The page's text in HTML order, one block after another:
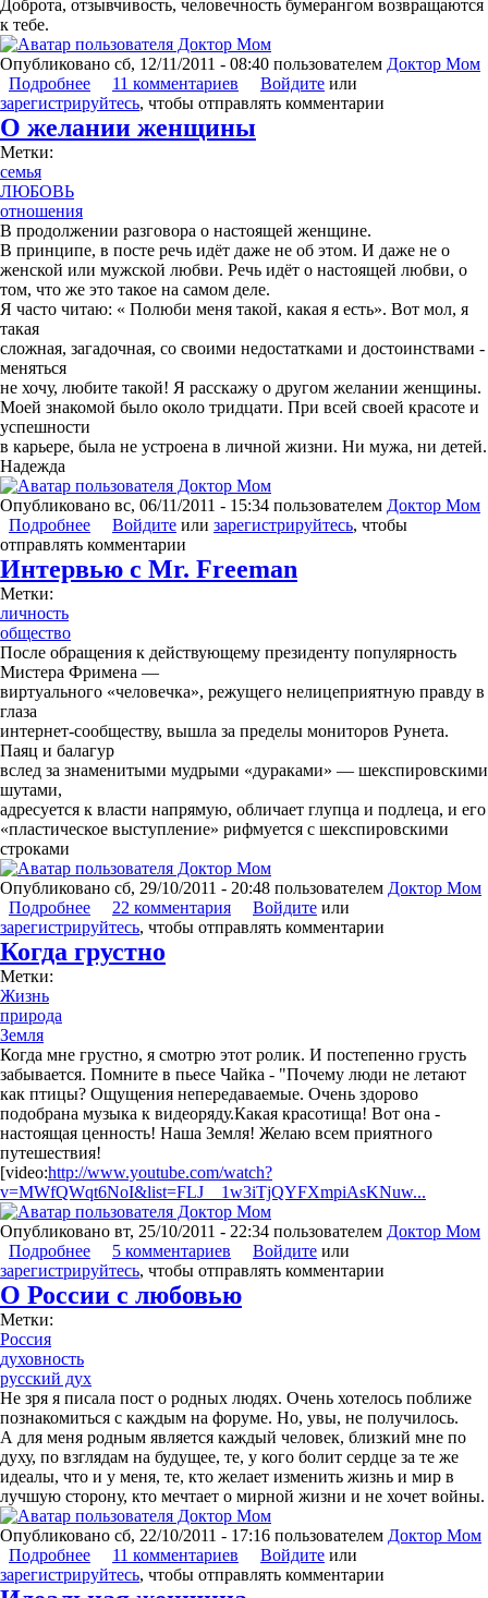
Доброта, отзывчивость, человечность бумерангом возвращаются
к тебе.
Опубликовано сб, 12/11/2011 - 08:40 пользователем Доктор Мом
Подробнее о Бумеранг
11 комментариев Войдите или
зарегистрируйтесь, чтобы отправлять комментарии
О желании женщины
Метки:
семья
ЛЮБОВЬ
отношения
В продолжении разговора о настоящей женщине.
В принципе, в посте речь идёт даже не об этом. И даже не о
женской или мужской любви. Речь идёт о настоящей любви, о
том, что же это такое на самом деле.
Я часто читаю: « Полюби меня такой, какая я есть». Вот мол, я
такая
сложная, загадочная, со своими недостатками и достоинствами -
меняться
не хочу, любите такой! Я расскажу о другом желании женщины.
Моей знакомой было около тридцати. При всей своей красоте и
успешности
в карьере, была не устроена в личной жизни. Ни мужа, ни детей.
Надежда
Опубликовано вс, 06/11/2011 - 15:34 пользователем Доктор Мом
Подробнее о О желании женщины
Войдите или зарегистрируйтесь, чтобы
отправлять комментарии
Интервью с Mr. Freeman
Метки:
личность
общество
После обращения к действующему президенту популярность
Мистера Фримена —
виртуального «человечка», режущего нелицеприятную правду в
глаза
интернет-сообществу, вышла за пределы мониторов Рунета.
Паяц и балагур
вслед за знаменитыми мудрыми «дураками» — шекспировскими
шутами,
адресуется к власти напрямую, обличает глупца и подлеца, и его
«пластическое выступление» рифмуется с шекспировскими
строками
Опубликовано сб, 29/10/2011 - 20:48 пользователем Доктор Мом
Подробнее о Интервью с Mr. Freeman
22 комментария Войдите или
зарегистрируйтесь, чтобы отправлять комментарии
Когда грустно
Метки:
Жизнь
природа
Земля
Когда мне грустно, я смотрю этот ролик. И постепенно грусть
забывается. Помните в пьесе Чайка - "Почему люди не летают
как птицы? Ощущения непередаваемые. Очень здорово
подобрана музыка к видеоряду.Какая красотища! Вот она -
настоящая ценность! Наша Земля! Желаю всем приятного
путешествия!
[video:http://www.youtube.com/watch?
v=MWfQWqt6NoI&list=FLJ__1w3iTjQYFXmpiAsKNuw...
Опубликовано вт, 25/10/2011 - 22:34 пользователем Доктор Мом
Подробнее о Когда грустно
5 комментариев Войдите или
зарегистрируйтесь, чтобы отправлять комментарии
О России с любовью
Метки:
Россия
духовность
русский дух
Не зря я писала пост о родных людях. Очень хотелось поближе
познакомиться с каждым на форуме. Но, увы, не получилось.
А для меня родным является каждый человек, близкий мне по
духу, по взглядам на будущее, те, у кого болит сердце за те же
идеалы, что и у меня, те, кто желает изменить жизнь и мир в
лучшую сторону, кто мечтает о мирной жизни и не хочет войны.
Опубликовано сб, 22/10/2011 - 17:16 пользователем Доктор Мом
Подробнее о О России с любовью
11 комментариев Войдите или
зарегистрируйтесь, чтобы отправлять комментарии